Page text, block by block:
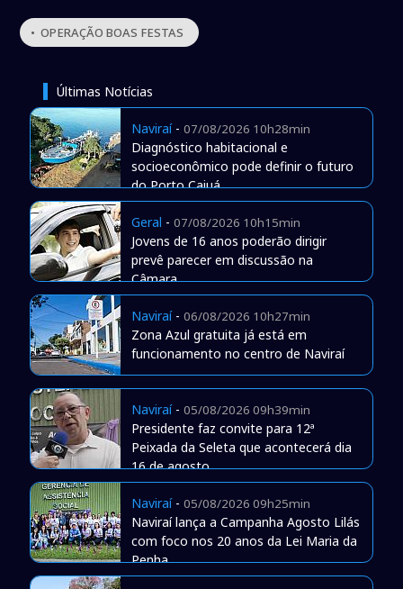
• OPERAÇÃO BOAS FESTAS
Últimas Notícias
Naviraí- 07/08/2026 10h28min
Diagnóstico habitacional e
socioeconômico pode definir o futuro
do Porto Caiuá
Geral - 07/08/2026 10h15min
Jovens de 16 anos poderão dirigir
prevê parecer em discussão na
Câmara
Naviraí- 06/08/2026 10h27min
Zona Azul gratuita já está em
funcionamento no centro de Naviraí
Naviraí- 05/08/2026 09h39min
Presidente faz convite para 12ª
Peixada da Seleta que acontecerá dia
16 de agosto
Naviraí- 05/08/2026 09h25min
Naviraí lança a Campanha Agosto Lilás
com foco nos 20 anos da Lei Maria da
Penha